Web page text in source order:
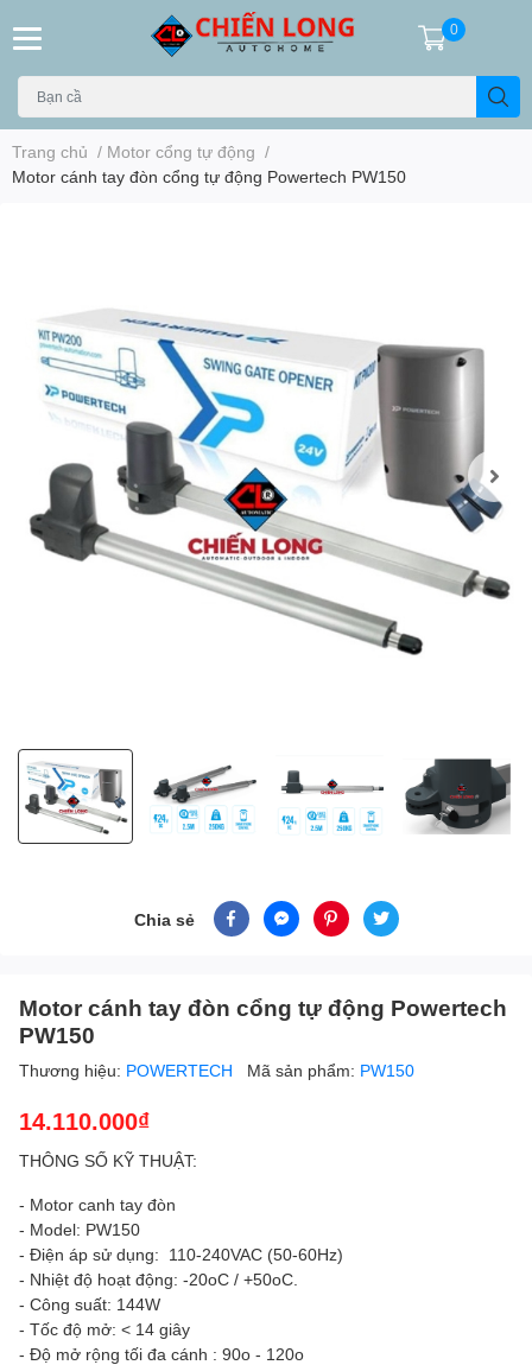
0
Trang chủ / Motor cổng tự động /
Motor cánh tay đòn cổng tự động Powertech PW150
Chia sẻ
Motor cánh tay đòn cổng tự động Powertech
PW150
Thương hiệu: POWERTECH Mã sản phẩm: PW150
14.110.000₫
THÔNG SỐ KỸ THUẬT:
- Motor canh tay đòn
- Model: PW150
- Điện áp sử dụng: 110-240VAC (50-60Hz)
- Nhiệt độ hoạt động: -20oC / +50oC.
- Công suất: 144W
- Tốc độ mở: < 14 giây
- Độ mở rộng tối đa cánh : 90o - 120o